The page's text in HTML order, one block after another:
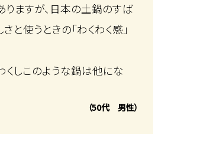
りますが、日本の土鍋のすば
と使うときの「わくわく感」
くしこのような鍋は他にな
（50代 男性）